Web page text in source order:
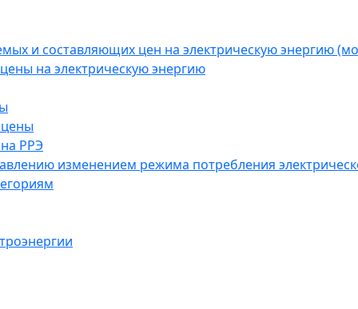
и составляющих цен на электрическую энергию
на электрическую энергию
РРЭ
изменением режима потребления